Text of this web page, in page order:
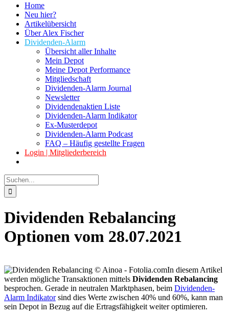
Home
Neu hier?
Artikelübersicht
Über Alex Fischer
Dividenden-Alarm
Übersicht aller Inhalte
Mein Depot
Meine Depot Performance
Mitgliedschaft
Dividenden-Alarm Journal
Newsletter
Dividendenaktien Liste
Dividenden-Alarm Indikator
Ex-Musterdepot
Dividenden-Alarm Podcast
FAQ – Häufig gestellte Fragen
Login | Mitgliederbereich
Suche
nach:
Dividenden Rebalancing
Optionen vom 28.07.2021
In diesem Artikel
werden mögliche Transaktionen mittels Dividenden Rebalancing
besprochen. Gerade in neutralen Marktphasen, beim Dividenden-
Alarm Indikatorsind dies Werte zwischen 40% und 60%, kann man
sein Depot in Bezug auf die Ertragsfähigkeit weiter optimieren.